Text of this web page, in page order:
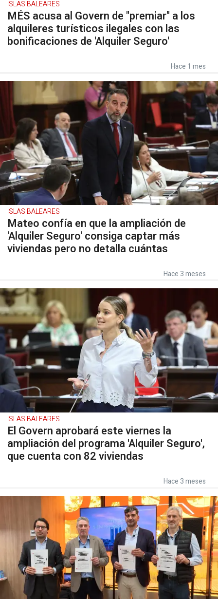
ISLAS BALEARES
MÉS acusa al Govern de "premiar" a los
alquileres turísticos ilegales con las
bonificaciones de 'Alquiler Seguro'
Hace 1 mes
ISLAS BALEARES
Mateo confía en que la ampliación de
'Alquiler Seguro' consiga captar más
viviendas pero no detalla cuántas
Hace 3 meses
ISLAS BALEARES
El Govern aprobará este viernes la
ampliación del programa 'Alquiler Seguro',
que cuenta con 82 viviendas
Hace 3 meses